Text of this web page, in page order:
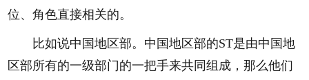
位、角色直接相关的。
比如说中国地区部。中国地区部的ST是由中国地
区部所有的一级部门的一把手来共同组成，那么他们